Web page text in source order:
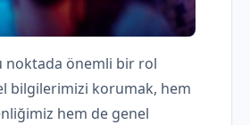
noktada önemli bir rol
bilgilerimizi korumak, hem
hem de genel